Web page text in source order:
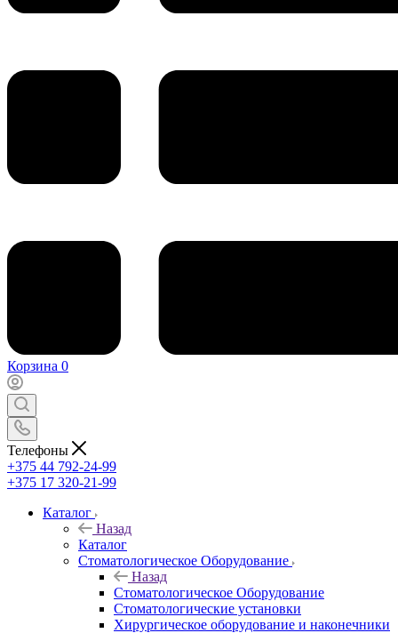
Корзина 0
Телефоны
+375 44 792-24-99
+375 17 320-21-99
Каталог
Назад
Каталог
Стоматологическое Оборудование
Назад
Стоматологическое Оборудование
Стоматологические установки
Хирургическое оборудование и наконечники